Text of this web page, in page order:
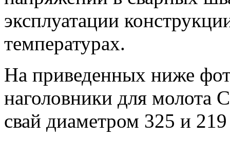
эксплуатации
температурах.
На приведенных ниже
наголовники для молота
свай диаметром 325 и